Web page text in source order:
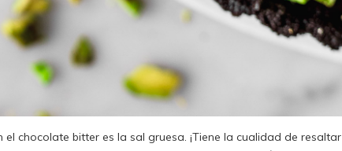
chocolate bitter es la sal gruesa. ¡Tiene la cualidad de resaltar